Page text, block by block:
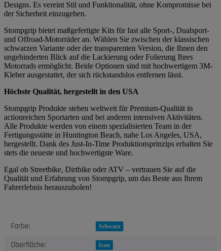
Designs. Es vereint Stil und Funktionalität, ohne Kompromisse bei
der Sicherheit einzugehen.
Stompgrip bietet maßgefertigte Kits für fast alle Sport-, Dualsport-
und Offroad-Motorräder an. Wählen Sie zwischen der klassischen
schwarzen Variante oder der transparenten Version, die Ihnen den
ungehinderten Blick auf die Lackierung oder Folierung Ihres
Motorrads ermöglicht. Beide Optionen sind mit hochwertigem 3M-
Kleber ausgestattet, der sich rückstandslos entfernen lässt.
Höchste Qualität, hergestellt in den USA
Stompgrip Produkte stehen weltweit für Premium-Qualität in
actionreichen Sportarten und bei anderen intensiven Aktivitäten.
Alle Produkte werden von einem spezialisierten Team in der
Fertigungsstätte in Huntington Beach, nahe Los Angeles, USA,
hergestellt. Dank des Just-In-Time Produktionsprinzips erhalten Sie
stets die neueste und hochwertigste Ware.
Egal ob Streetbike, Dirtbike oder ATV – vertrauen Sie auf die
Qualität und Erfahrung von Stompgrip, um das Beste aus Ihrem
Fahrerlebnis herauszuholen!
Produkteigenschaft
Wert
Farbe: Schwarz
Oberfläche: Icon